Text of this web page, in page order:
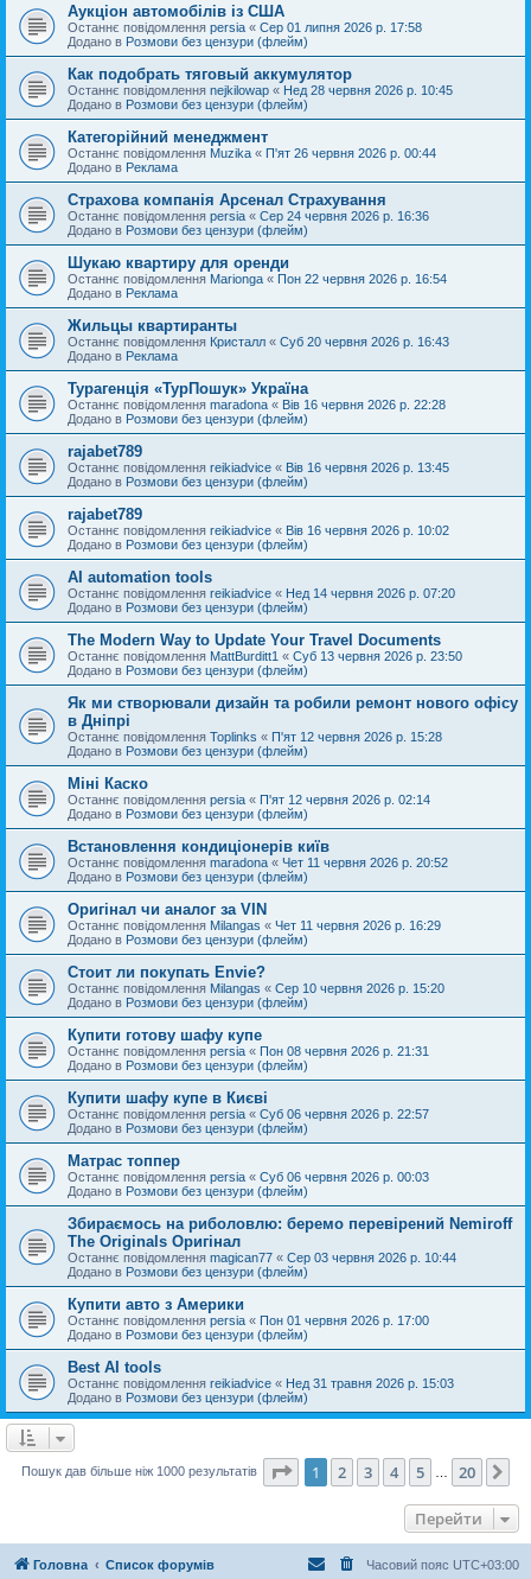
Аукціон автомобілів із США
Останнє повідомлення persia « Сер 01 липня 2026 р. 17:58
Додано в Розмови без цензури (флейм)
Как подобрать тяговый аккумулятор
Останнє повідомлення nejkilowap « Нед 28 червня 2026 р. 10:45
Додано в Розмови без цензури (флейм)
Категорійний менеджмент
Останнє повідомлення Muzika « П'ят 26 червня 2026 р. 00:44
Додано в Реклама
Страхова компанія Арсенал Страхування
Останнє повідомлення persia « Сер 24 червня 2026 р. 16:36
Додано в Розмови без цензури (флейм)
Шукаю квартиру для оренди
Останнє повідомлення Marionga « Пон 22 червня 2026 р. 16:54
Додано в Реклама
Жильцы квартиранты
Останнє повідомлення Кристалл « Суб 20 червня 2026 р. 16:43
Додано в Реклама
Турагенція «ТурПошук» Україна
Останнє повідомлення maradona « Вів 16 червня 2026 р. 22:28
Додано в Розмови без цензури (флейм)
rajabet789
Останнє повідомлення reikiadvice « Вів 16 червня 2026 р. 13:45
Додано в Розмови без цензури (флейм)
rajabet789
Останнє повідомлення reikiadvice « Вів 16 червня 2026 р. 10:02
Додано в Розмови без цензури (флейм)
AI automation tools
Останнє повідомлення reikiadvice « Нед 14 червня 2026 р. 07:20
Додано в Розмови без цензури (флейм)
The Modern Way to Update Your Travel Documents
Останнє повідомлення MattBurditt1 « Суб 13 червня 2026 р. 23:50
Додано в Розмови без цензури (флейм)
Як ми створювали дизайн та робили ремонт нового офісу
в Дніпрі
Останнє повідомлення Toplinks « П'ят 12 червня 2026 р. 15:28
Додано в Розмови без цензури (флейм)
Міні Каско
Останнє повідомлення persia « П'ят 12 червня 2026 р. 02:14
Додано в Розмови без цензури (флейм)
Встановлення кондиціонерів київ
Останнє повідомлення maradona « Чет 11 червня 2026 р. 20:52
Додано в Розмови без цензури (флейм)
Оригінал чи аналог за VIN
Останнє повідомлення Milangas « Чет 11 червня 2026 р. 16:29
Додано в Розмови без цензури (флейм)
Стоит ли покупать Envie?
Останнє повідомлення Milangas « Сер 10 червня 2026 р. 15:20
Додано в Розмови без цензури (флейм)
Купити готову шафу купе
Останнє повідомлення persia « Пон 08 червня 2026 р. 21:31
Додано в Розмови без цензури (флейм)
Купити шафу купе в Києві
Останнє повідомлення persia « Суб 06 червня 2026 р. 22:57
Додано в Розмови без цензури (флейм)
Матрас топпер
Останнє повідомлення persia « Суб 06 червня 2026 р. 00:03
Додано в Розмови без цензури (флейм)
Збираємось на риболовлю: беремо перевірений Nemiroff
The Originals Оригінал
Останнє повідомлення magican77 « Сер 03 червня 2026 р. 10:44
Додано в Розмови без цензури (флейм)
Купити авто з Америки
Останнє повідомлення persia « Пон 01 червня 2026 р. 17:00
Додано в Розмови без цензури (флейм)
Best AI tools
Останнє повідомлення reikiadvice « Нед 31 травня 2026 р. 15:03
Додано в Розмови без цензури (флейм)
Пошук дав більше ніж 1000 результатів Сторінка 1 20
1 2 3 4 5 20
Перейти
Головна Список форумів Часовий пояс UTC+03:00